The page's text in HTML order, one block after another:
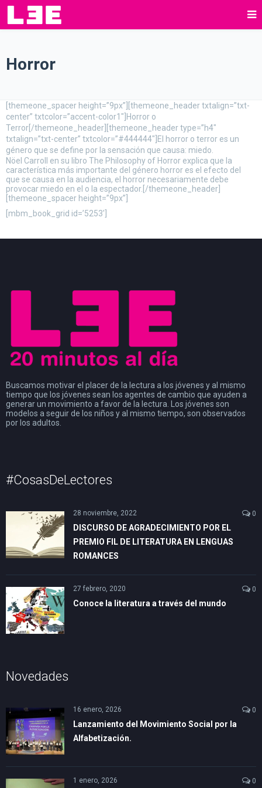
Horror
[themeone_spacer height=”9px”][themeone_header txtalign=”txt-
center” txtcolor=”accent-color1″]Horror o
Terror[/themeone_header][themeone_header type=”h4″
txtalign=”txt-center” txtcolor=”#444444″]El horror o terror es un
género que se define por la sensación que causa: miedo.
Nöel Carroll en su libro The Philosophy of Horror explica que la
característica más importante del género horror es el efecto del
que se causa en la audiencia, el horror necesariamente debe
provocar miedo en el o la espectador.[/themeone_header]
[themeone_spacer height=”9px”]
[mbm_book_grid id=’5253′]
Buscamos motivar el placer de la lectura a los jóvenes y al mismo
tiempo que los jóvenes sean los agentes de cambio que ayuden a
generar un movimiento a favor de la lectura. Los jóvenes son
modelos a seguir de los niños y al mismo tiempo, son observados
por los adultos.
#CosasDeLectores
28 noviembre, 2022 0
DISCURSO DE AGRADECIMIENTO POR EL
PREMIO FIL DE LITERATURA EN LENGUAS
ROMANCES
27 febrero, 2020 0
Conoce la literatura a través del mundo
Novedades
16 enero, 2026 0
Lanzamiento del Movimiento Social por la
Alfabetización.
1 enero, 2026 0